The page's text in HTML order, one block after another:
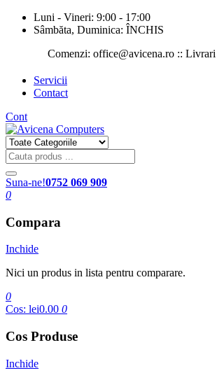
Luni - Vineri: 9:00 - 17:00
Sâmbăta, Duminica: ÎNCHIS
Comenzi: office@avicena.ro :: Livrari
Servicii
Contact
Cont
Suna-ne!0752 069 909
0
Compara
Inchide
Nici un produs in lista pentru comparare.
0
Cos: lei0.00 0
Cos Produse
Inchide